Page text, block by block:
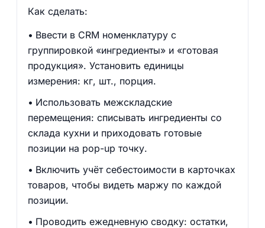
Как сделать:
Ввести в CRM номенклатуру с
группировкой «ингредиенты» и «готовая
продукция». Установить единицы
измерения: кг, шт., порция.
Использовать межскладские
перемещения: списывать ингредиенты со
склада кухни и приходовать готовые
позиции на pop-up точку.
Включить учёт себестоимости в карточках
товаров, чтобы видеть маржу по каждой
позиции.
Проводить ежедневную сводку: остатки,